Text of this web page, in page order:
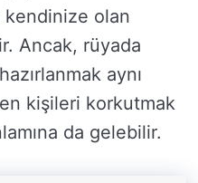
olan
Ancak, rüyada
aynı
kişileri korkutmak
da gelebilir.